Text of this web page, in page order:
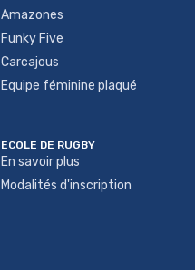
Amazones
Funky Five
Carcajous
Equipe féminine plaqué
ECOLE DE RUGBY
En savoir plus
Modalités d'inscription